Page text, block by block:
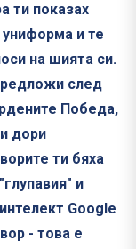
ти показах
и те
на шията си.
след
Победа,
дори
ти бяха
и
Googlе
- това е